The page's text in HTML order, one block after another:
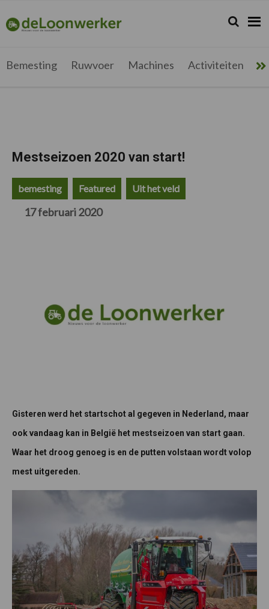
de
hoofdnavigatie
de
hoofd
de
eerste
de
voettekst
deloonwerker.be Zoeken...
Zoek
Bemesting Ruwvoer Machines Activiteiten
Mestseizoen 2020 van start!
bemesting Featured Uit het veld
17 februari 2020
Gisteren werd het startschot al gegeven in Nederland, maar
ook vandaag kan in België het mestseizoen van start gaan.
Waar het droog genoeg is en de putten volstaan wordt volop
mest uitgereden.